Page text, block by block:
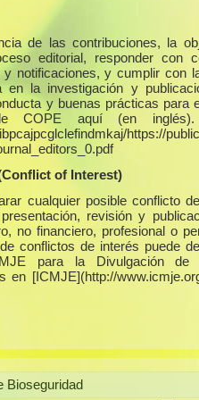
de las contribuciones, la
editorial, responder con
notificaciones, y cumplir con
en la investigación y
y buenas prácticas para
COPE aquí (en inglés).
https://
of Interest)
cualquier posible conflicto
revisión y
no financiero, profesional o
conflictos de interés puede
para la Divulgación de
en [ICMJE](http://
Bioseguridad